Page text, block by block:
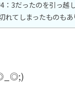
：3だったのを引っ越
れてしまったものもあ